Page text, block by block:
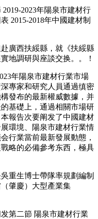
2023年陽泉市建材行
2015-2018年中國建材制
廣西扶綏縣，就《扶綏縣
地調研與座談交换。。！
年陽泉市建材行業市場
專家和研究人員通過缜密
發布的最新權威數據，并
基礎上，通過相關市場研
報告次要阐发了中國建材
環境、陽泉市建材行業情
行業當前最新發展動態，
略的必備參考东西，極具
生博士帶隊率規劃編制
肇慶）大型產業集
第二節 陽泉市建材行業